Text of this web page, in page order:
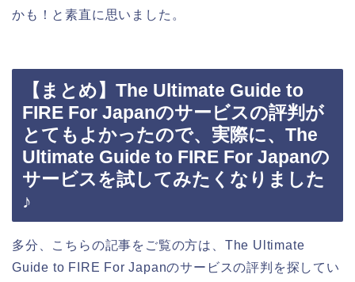
かも！と素直に思いました。
【まとめ】The Ultimate Guide to
FIRE For Japanのサービスの評判が
とてもよかったので、実際に、The
Ultimate Guide to FIRE For Japanの
サービスを試してみたくなりました
♪
多分、こちらの記事をご覧の方は、The Ultimate
Guide to FIRE For Japanのサービスの評判を探してい